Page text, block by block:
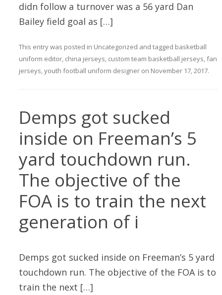
didn follow a turnover was a 56 yard Dan
Bailey field goal as […]
This entry was posted in Uncategorized and tagged basketball
uniform editor, china jerseys, custom team basketball jerseys,fan
jerseys,youth football uniform designer on November 17, 2017.
Demps got sucked
inside on Freeman’s 5
yard touchdown run.
The objective of the
FOA is to train the next
generation of i
Demps got sucked inside on Freeman’s 5 yard
touchdown run. The objective of the FOA is to
train the next […]